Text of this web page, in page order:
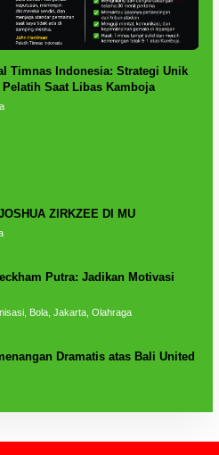
Timnas Indonesia: Strategi Unik
Saat Libas Kamboja
ZIRKZEE DI MU
Putra: Jadikan Motivasi
Bola, Jakarta, Olahraga
Dramatis atas Bali United